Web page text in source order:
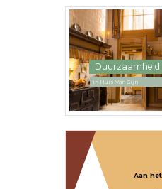
Duurzaamheid
in Huis Van Gijn
Aan